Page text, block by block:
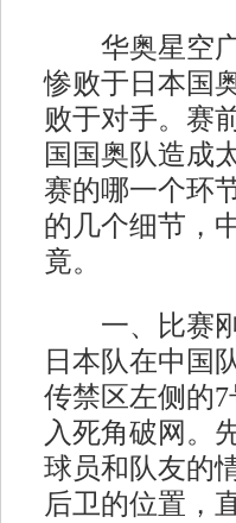
华奥星空广
惨败于日本国
败于对手。赛
国国奥队造成
赛的哪一个环
的几个细节，
竟。
一、比赛刚
日本队在中国
传禁区左侧的
入死角破网。
球员和队友的
后卫的位置，